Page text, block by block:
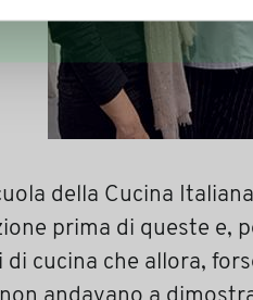
della Cucina
prima di queste e,
di cucina che allora,